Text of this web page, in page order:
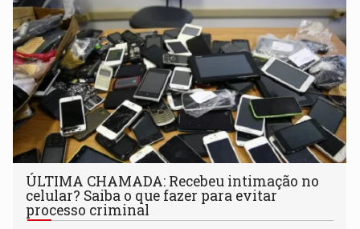
ÚLTIMA CHAMADA: Recebeu intimação no
celular? Saiba o que fazer para evitar
processo criminal